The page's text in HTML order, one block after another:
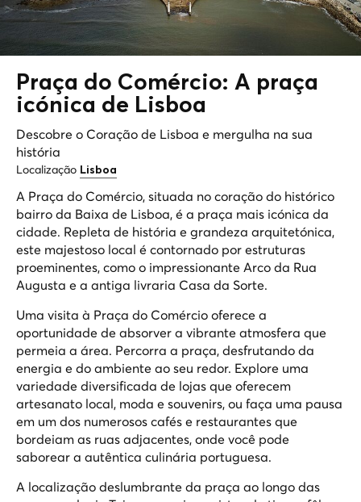
Praça do Comércio: A praça
icónica de Lisboa
Descobre o Coração de Lisboa e mergulha na sua
história
Localização Lisboa
A Praça do Comércio, situada no coração do histórico
bairro da Baixa de Lisboa, é a praça mais icónica da
cidade. Repleta de história e grandeza arquitetónica,
este majestoso local é contornado por estruturas
proeminentes, como o impressionante Arco da Rua
Augusta e a antiga livraria Casa da Sorte.
Uma visita à Praça do Comércio oferece a
oportunidade de absorver a vibrante atmosfera que
permeia a área. Percorra a praça, desfrutando da
energia e do ambiente ao seu redor. Explore uma
variedade diversificada de lojas que oferecem
artesanato local, moda e souvenirs, ou faça uma pausa
em um dos numerosos cafés e restaurantes que
bordeiam as ruas adjacentes, onde você pode
saborear a autêntica culinária portuguesa.
A localização deslumbrante da praça ao longo das